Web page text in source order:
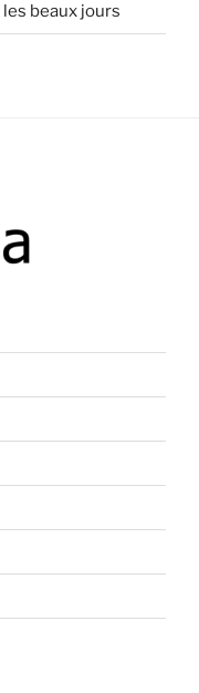
beaux jours